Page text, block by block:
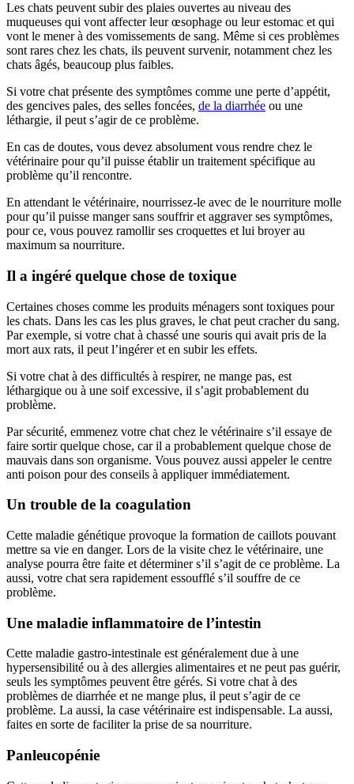
Les chats peuvent subir des plaies ouvertes au niveau des
muqueuses qui vont affecter leur œsophage ou leur estomac et qui
vont le mener à des vomissements de sang. Même si ces problèmes
sont rares chez les chats, ils peuvent survenir, notamment chez les
chats âgés, beaucoup plus faibles.
Si votre chat présente des symptômes comme une perte d’appétit,
des gencives pales, des selles foncées, de la diarrhée ou une
léthargie, il peut s’agir de ce problème.
En cas de doutes, vous devez absolument vous rendre chez le
vétérinaire pour qu’il puisse établir un traitement spécifique au
problème qu’il rencontre.
En attendant le vétérinaire, nourrissez-le avec de le nourriture molle
pour qu’il puisse manger sans souffrir et aggraver ses symptômes,
pour ce, vous pouvez ramollir ses croquettes et lui broyer au
maximum sa nourriture.
Il a ingéré quelque chose de toxique
Certaines choses comme les produits ménagers sont toxiques pour
les chats. Dans les cas les plus graves, le chat peut cracher du sang.
Par exemple, si votre chat à chassé une souris qui avait pris de la
mort aux rats, il peut l’ingérer et en subir les effets.
Si votre chat à des difficultés à respirer, ne mange pas, est
léthargique ou à une soif excessive, il s’agit probablement du
problème.
Par sécurité, emmenez votre chat chez le vétérinaire s’il essaye de
faire sortir quelque chose, car il a probablement quelque chose de
mauvais dans son organisme. Vous pouvez aussi appeler le centre
anti poison pour des conseils à appliquer immédiatement.
Un trouble de la coagulation
Cette maladie génétique provoque la formation de caillots pouvant
mettre sa vie en danger. Lors de la visite chez le vétérinaire, une
analyse pourra être faite et déterminer s’il s’agit de ce problème. La
aussi, votre chat sera rapidement essoufflé s’il souffre de ce
problème.
Une maladie inflammatoire de l’intestin
Cette maladie gastro-intestinale est généralement due à une
hypersensibilité ou à des allergies alimentaires et ne peut pas guérir,
seuls les symptômes peuvent être gérés. Si votre chat à des
problèmes de diarrhée et ne mange plus, il peut s’agir de ce
problème. La aussi, la case vétérinaire est indispensable. La aussi,
faites en sorte de faciliter la prise de sa nourriture.
Panleucopénie